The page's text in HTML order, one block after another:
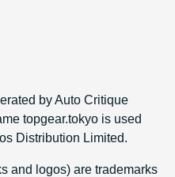
by Auto Critique
topgear.tokyo is used
Distribution Limited.
and logos) are trademarks